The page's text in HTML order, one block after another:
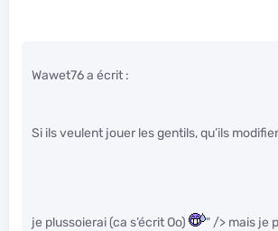
Wawet76 a écrit :
Si ils veulent jouer les gentils, qu’ils
je plussoierai (ca s’écrit Oo)
" /> mais je